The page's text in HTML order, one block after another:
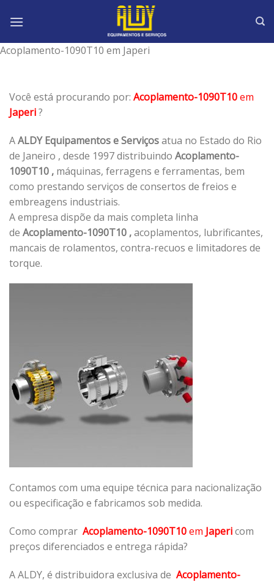
Acoplamento-1090T10 em Japeri
Você está procurando por: Acoplamento-1090T10em
Japeri?
AALDY Equipamentos e Serviçosatua no Estado do Rio
de Janeiro , desde 1997 distribuindo Acoplamento-
1090T10 , máquinas, ferragens e ferramentas, bem
como prestando serviços de consertos de freios e
embreagens industriais.
A empresa dispõe da mais completa linha
de Acoplamento-1090T10 ,acoplamentos, lubrificantes,
mancais de rolamentos, contra-recuos e limitadores de
torque.
Contamos com uma equipe técnica para nacionalização
ou especificação e fabricamos sob medida.
Como comprar Acoplamento-1090T10em Japericom
preços diferenciados e entrega rápida?
A ALDY, é distribuidora exclusiva de Acoplamento-